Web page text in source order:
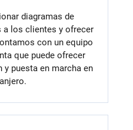
diagramas de
los clientes y ofrecer
con un equipo
que puede ofrecer
puesta en marcha en